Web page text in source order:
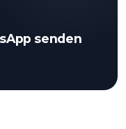
senden